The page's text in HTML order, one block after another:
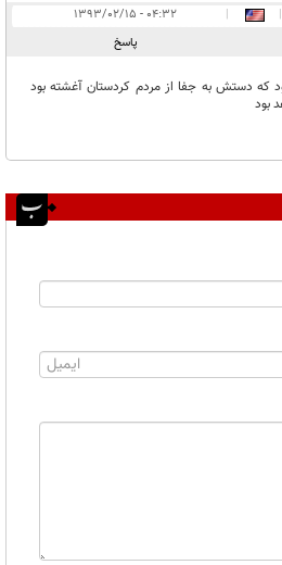
|
|
۰۴:۳۲ - ۱۳۹۳/۰۲/۱۵
پاسخ
که دستش به جفا از مردم کردستان آغشته بود
بود